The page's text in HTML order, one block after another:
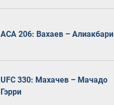
ACA 206: Вахаев – Алиакбари
UFC 330: Махачев – Мачадо
Гэрри